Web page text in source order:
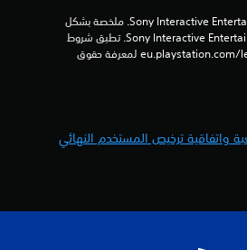
واتفاقية ترخيص المستخدم النهائي